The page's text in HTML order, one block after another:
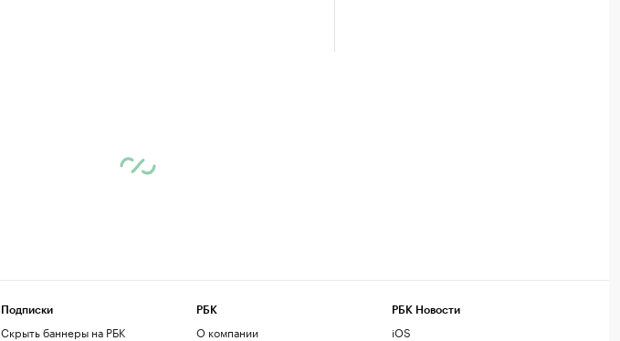
Подписки
Скрыть баннеры на РБК
РБК
О компании
РБК Новости
iOS